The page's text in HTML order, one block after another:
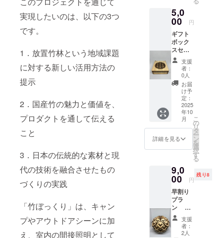
実現したいのは、以下の3つ
です。
1．放置竹林という地域課題
に対する新しい活用方法の
提示
2．国産竹の魅力と価値を、
プロダクトを通して伝える
こと
3．日本の伝統的な素材と現
代の技術を融合させたもの
づくりの実践
「竹ぼっくり」は、キャン
プやアウトドアシーンに加
え、室内の間接照明として
㎜厚
コース
紙(白)
サイ
ズ：直
径9㎝ ※
デザイ
ンにつ
いては
ランダ
ムとさ
せてい
ただき
ます。
材質：
国産竹
集成材
(高知県
産) サイ
ズ：直
径9㎝×
厚み3㎜
※結露な
どによ
り吸水
すると
反りが
出る場
合があ
ります
が、乾
※ご使用
後は固
く絞っ
たふき
んなど
で拭い
て乾燥
させて
から再
5,0
00 円
ギフト
ボック
スセッ
ト 和柄
デザイ
ン入り
竹製
コース
ター×2
＋竹製
ギフト
ボック
ス＋お
礼メッ
セージ
【商品
商品
名：国
産竹製
ギフト
ボック
ス サイ
ズ：横
110㎜×
縦120㎜
支援
者：
0人
お届
け予
定：
2025
年10
月
詳細を見る
こ
の
リ
タ
ー
ン
を
選
択
す
る
9,0
00 円
残り8
早割り
プラ
ン 竹
ぼっく
り×1 先
着10個
支援
者：
2人